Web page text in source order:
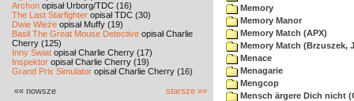
Archon opisał Urborg/TDC (16)
The Last Starfighter opisał TDC (30)
Dwie Wieże opisał Muffy (19)
Basil The Great Mouse Detective opisał Charlie
Cherry (125)
Inny Świat opisał Charlie Cherry (17)
Inspektor opisał Charlie Cherry (19)
Grand Prix Simulator opisał Charlie Cherry (16)
«« nowsze starsze »»
Memory
Memory Manor
Memory Match (APX)
Memory Match (Brzuszek,
Menace
Menagarie
Mengcop
Mensch ärgere Dich nicht